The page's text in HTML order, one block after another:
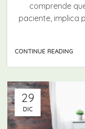
comprende
paciente, implica
CONTINUE READING
29
DIC